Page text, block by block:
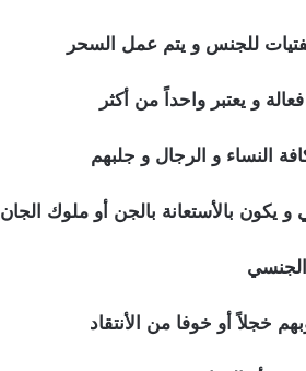
و يعتبر واحداً من أكثر
النساء و الرجال و جلبهم
يكون بالأستعانة بالجن أو ملوك الجان
الجنسي
خجلاً أو خوفا من الأنتقاد